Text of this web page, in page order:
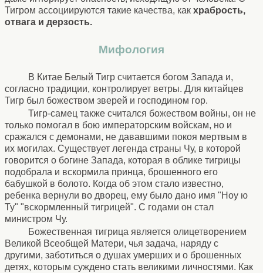
Тигром ассоциируются такие качества, как храбрость,
отвага и дерзость.
Мифология
В Китае Белый Тигр считается богом Запада и,
согласно традиции, контролирует ветры. Для китайцев
Тигр был божеством зверей и господином гор.
Тигр-самец также считался божеством войны, он не
только помогал в бою императорским войскам, но и
сражался с демонами, не дававшими покоя мертвым в
их могилах. Существует легенда страны Чу, в которой
говорится о богине Запада, которая в облике тигрицы
подобрала и вскормила принца, брошенного его
бабушкой в болото. Когда об этом стало известно,
ребенка вернули во дворец, ему было дано имя "Ноу ю
Ту" "вскормленный тигрицей". С годами он стал
министром Чу.
Божественная тигрица является олицетворением
Великой Всеобщей Матери, чья задача, наряду с
другими, заботиться о душах умерших и о брошенных
детях, которым суждено стать великими личностями. Как